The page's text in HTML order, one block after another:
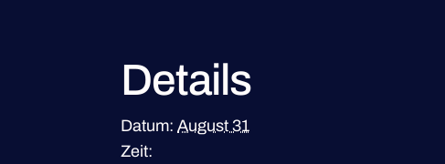
Details
Datum: August 31
Zeit: